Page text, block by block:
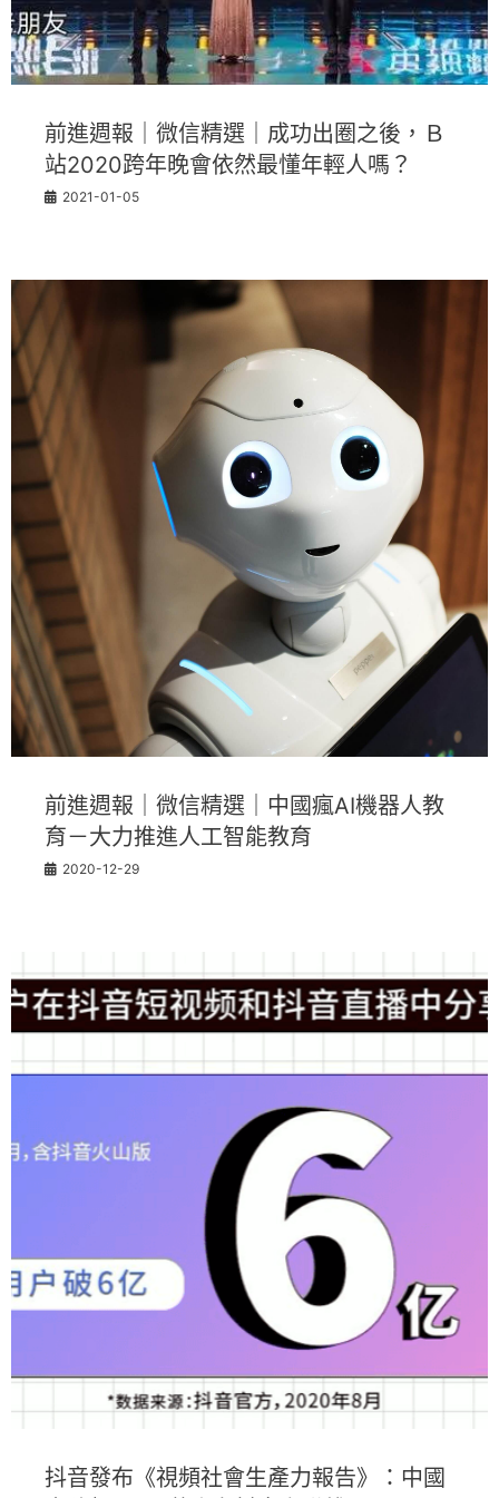
前進週報｜微信精選｜成功出圈之後，Ｂ
站2020跨年晚會依然最懂年輕人嗎？
2021-01-05
前進週報｜微信精選｜中國瘋AI機器人教
育－大力推進人工智能教育
2020-12-29
抖音發布《視頻社會生產力報告》：中國